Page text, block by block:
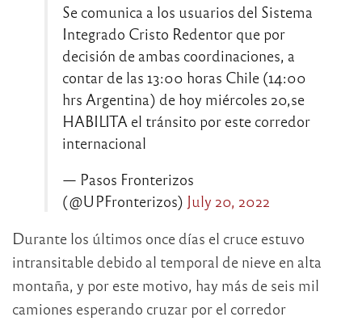
Se comunica a los usuarios del Sistema
Integrado Cristo Redentor que por
decisión de ambas coordinaciones, a
contar de las 13:00 horas Chile (14:00
hrs Argentina) de hoy miércoles 20,se
HABILITA el tránsito por este corredor
internacional
— Pasos Fronterizos
(@UPFronterizos) July 20, 2022
Durante los últimos once días el cruce estuvo
intransitable debido al temporal de nieve en alta
montaña, y por este motivo, hay más de seis mil
camiones esperando cruzar por el corredor